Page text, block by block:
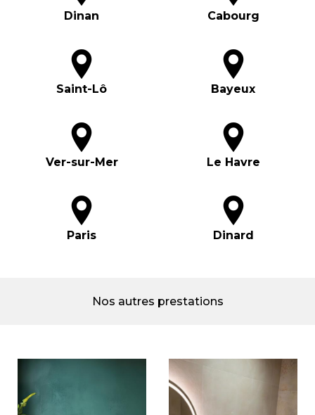
Dinan Cabourg
Saint-Lô Bayeux
Ver-sur-Mer Le Havre
Paris Dinard
Nos autres prestations